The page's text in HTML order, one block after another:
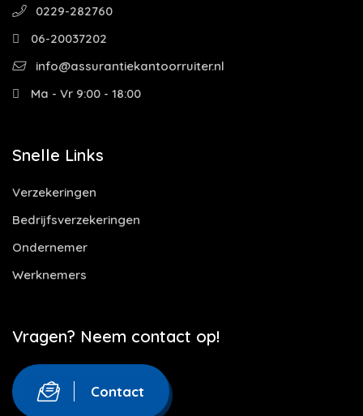
0229-282760
06-20037202
info@assurantiekantoorruiter.nl
Ma - Vr 9:00 - 18:00
Snelle Links
Verzekeringen
Bedrijfsverzekeringen
Ondernemer
Werknemers
Vragen? Neem contact op!
Contact